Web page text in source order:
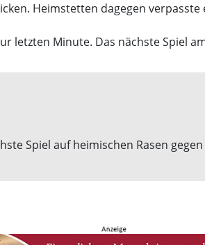
Heimstetten dagegen
letzten Minute. Das nächste Spiel
Spiel auf heimischen Rasen